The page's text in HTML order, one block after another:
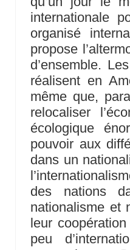
internationale
organisé
propose
d’ensemble.
réalisent en
même que,
relocaliser
écologique
pouvoir aux
dans un
des nations
nationalisme et
leur
peu